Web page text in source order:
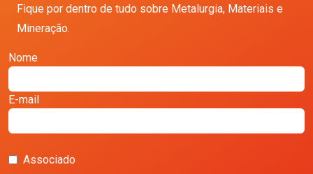
Fique por dentro de tudo sobre Metalurgia, Materiais e
Mineração.
Nome
E-mail
Associado